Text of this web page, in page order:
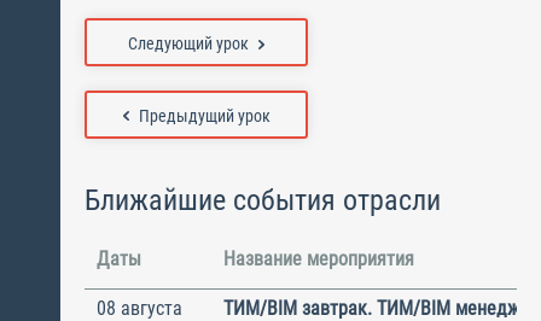
Предыдущий урок
Следующий урок
Ближайшие события отрасли
Даты Название мероприятия
08 августа
ТИМ/BIM завтрак. ТИМ/BIM